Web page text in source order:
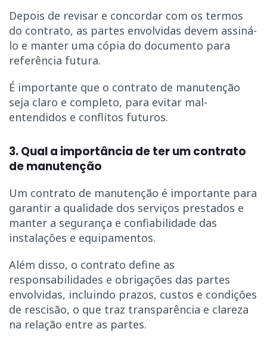
Depois de revisar e concordar com os termos
do contrato, as partes envolvidas devem assiná-
lo e manter uma cópia do documento para
referência futura.
É importante que o contrato de manutenção
seja claro e completo, para evitar mal-
entendidos e conflitos futuros.
3. Qual a importância de ter um contrato
de manutenção
Um contrato de manutenção é importante para
garantir a qualidade dos serviços prestados e
manter a segurança e confiabilidade das
instalações e equipamentos.
Além disso, o contrato define as
responsabilidades e obrigações das partes
envolvidas, incluindo prazos, custos e condições
de rescisão, o que traz transparência e clareza
na relação entre as partes.